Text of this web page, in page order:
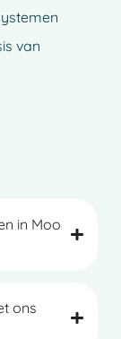
van
in Moo
ons